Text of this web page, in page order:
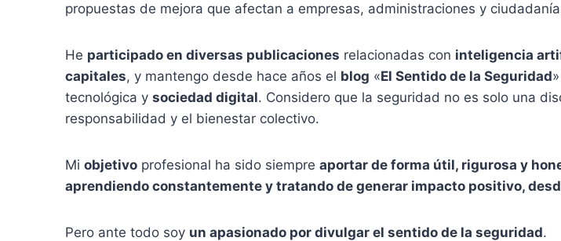
propuestas de mejora que afectan a empresas, administraciones y
He participado en diversas publicaciones relacionadas con inteligencia
capitales, y mantengo desde hace años el blog «El Sentido de la Seguridad
tecnológica y sociedad digital. Considero que la seguridad no es solo una
responsabilidad y el bienestar colectivo.
Mi objetivo profesional ha sido siempre aportar de forma útil, rigurosa y
aprendiendo constantemente y tratando de generar impacto positivo,
Pero ante todo soy un apasionado por divulgar el sentido de la seguridad.